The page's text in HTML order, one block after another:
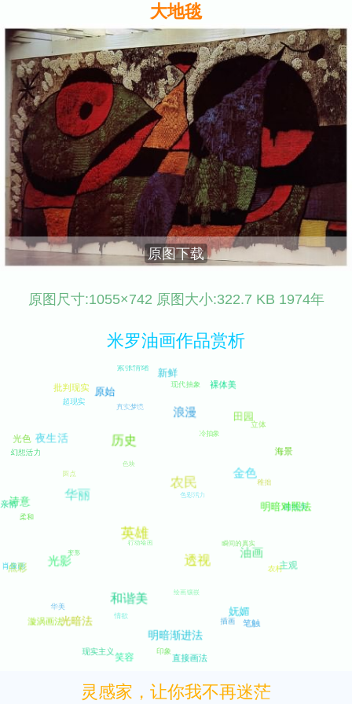
大地毯
原图下载
原图尺寸:1055×742 原图大小:322.7 KB 1974年
米罗油画作品赏析
灵感家，让你我不再迷茫